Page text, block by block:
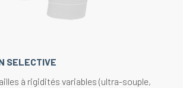
SELECTIVE
à rigidités variables (ultra-souple,